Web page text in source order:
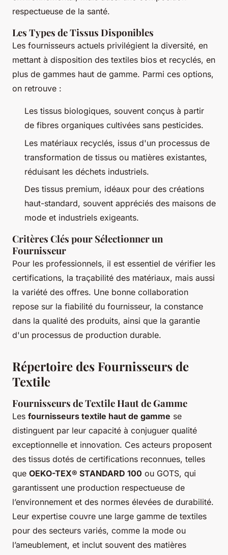
respectueuse de la santé.
Les Types de Tissus Disponibles
Les fournisseurs actuels privilégient la diversité, en
mettant à disposition des textiles bios et recyclés, en
plus de gammes haut de gamme. Parmi ces options,
on retrouve :
Les tissus biologiques, souvent conçus à partir
de fibres organiques cultivées sans pesticides.
Les matériaux recyclés, issus d'un processus de
transformation de tissus ou matières existantes,
réduisant les déchets industriels.
Des tissus premium, idéaux pour des créations
haut-standard, souvent appréciés des maisons de
mode et industriels exigeants.
Critères Clés pour Sélectionner un
Fournisseur
Pour les professionnels, il est essentiel de vérifier les
certifications, la traçabilité des matériaux, mais aussi
la variété des offres. Une bonne collaboration
repose sur la fiabilité du fournisseur, la constance
dans la qualité des produits, ainsi que la garantie
d'un processus de production durable.
Répertoire des Fournisseurs de
Textile
Fournisseurs de Textile Haut de Gamme
Les fournisseurs textile haut de gamme se
distinguent par leur capacité à conjuguer qualité
exceptionnelle et innovation. Ces acteurs proposent
des tissus dotés de certifications reconnues, telles
que OEKO-TEX® STANDARD 100 ou GOTS, qui
garantissent une production respectueuse de
l’environnement et des normes élevées de durabilité.
Leur expertise couvre une large gamme de textiles
pour des secteurs variés, comme la mode ou
l’ameublement, et inclut souvent des matières